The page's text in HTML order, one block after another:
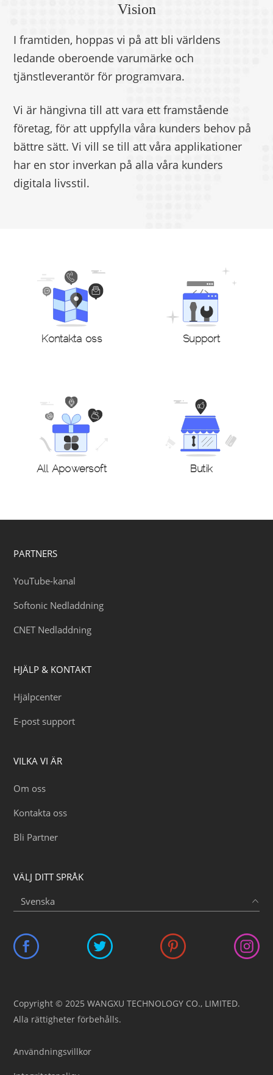
Vision
I framtiden, hoppas vi på att bli världens
ledande oberoende varumärke och
tjänstleverantör för programvara.
Vi är hängivna till att vara ett framstående
företag, för att uppfylla våra kunders behov på
bättre sätt. Vi vill se till att våra applikationer
har en stor inverkan på alla våra kunders
digitala livsstil.
Kontakta oss Support
All Apowersoft Butik
PARTNERS
YouTube-kanal
Softonic Nedladdning
CNET Nedladdning
HJÄLP & KONTAKT
Hjälpcenter
E-post support
VILKA VI ÄR
Om oss
Kontakta oss
Bli Partner
VÄLJ DITT SPRÅK
Copyright © 2025 WANGXU TECHNOLOGY CO., LIMITED.
Alla rättigheter förbehålls.
Användningsvillkor